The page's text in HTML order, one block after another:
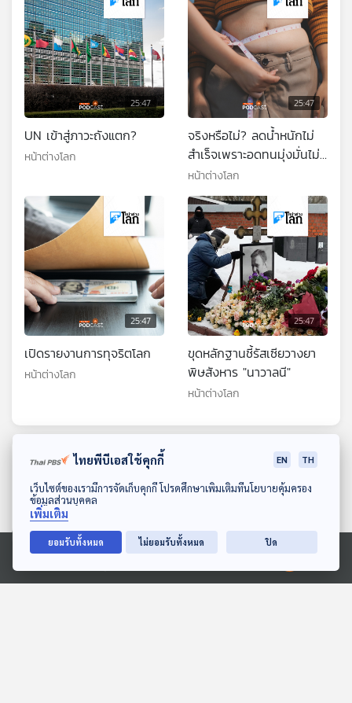
ดาวน์โหลด Thai PBS Podcast Application
Ⓒ 2020 องค์การกระจายเสียงและแพร่ภาพสาธารณะแห่งประเทศไทย
25:47
UN เข้าสู่ภาวะถังแตก?
หน้าต่างโลก
25:47
จริงหรือไม่? ลดน้ำหนักไม่
สำเร็จเพราะอดทนมุ่งมั่นไม่
มากพอ
หน้าต่างโลก
25:47
เปิดรายงานการทุจริตโลก
หน้าต่างโลก
25:47
ขุดหลักฐานชี้รัสเซียวางยา
พิษสังหาร "นาวาลนี"
หน้าต่างโลก
ตอนที่เกี่ยวข้องไทยพีบีเอสใช้คุกกี้ EN TH
เว็บไซต์ของเรามีการจัดเก็บคุกกี้ โปรดศึกษาเพิ่มเติมที่นโยบายคุ้มครอง
ข้อมูลส่วนบุคคล
เพิ่มเติม
ยอมรับทั้งหมด ไม่ยอมรับทั้งหมด ปิด